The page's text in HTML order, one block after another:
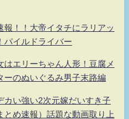
報！！大帝イタチにラリアッ
パイルドライバー
エリーちゃん人形！豆腐メ
ーのぬいぐるみ男子末路編
カい強い2次元嫁だいすき子
め速報）話題な動画取り上